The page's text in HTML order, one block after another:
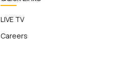
LIVE TV
Careers